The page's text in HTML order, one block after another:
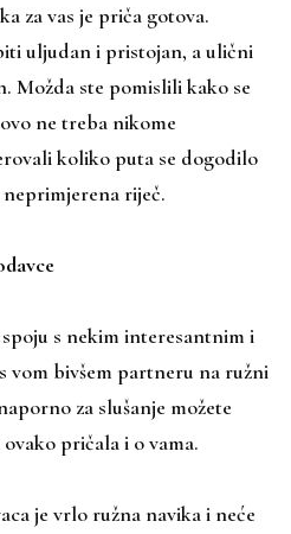
za vas je priča gotova.
uljudan i pristojan, a ulični
Možda ste pomislili kako se
ne treba nikome
koliko puta se dogodilo
riječ.
s nekim interesantnim i
vom bivšem partneru na ružni
za slušanje možete
pričala i o vama.
je vrlo ružna navika i neće